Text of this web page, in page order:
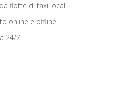
flotte di taxi locali
online e offline
24/7